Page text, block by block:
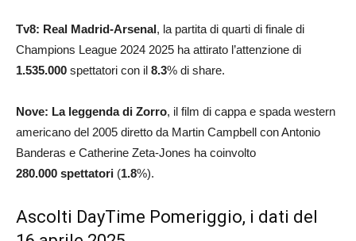
Tv8: Real Madrid-Arsenal, la partita di quarti di finale di
Champions League 2024 2025 ha attirato l’attenzione di
1.535.000 spettatori con il 8.3% di share.
Nove: La leggenda di Zorro, il film di cappa e spada western
americano del 2005 diretto da Martin Campbell con Antonio
Banderas e Catherine Zeta-Jones ha coinvolto
280.000 spettatori (1.8%).
Ascolti DayTime Pomeriggio, i dati del